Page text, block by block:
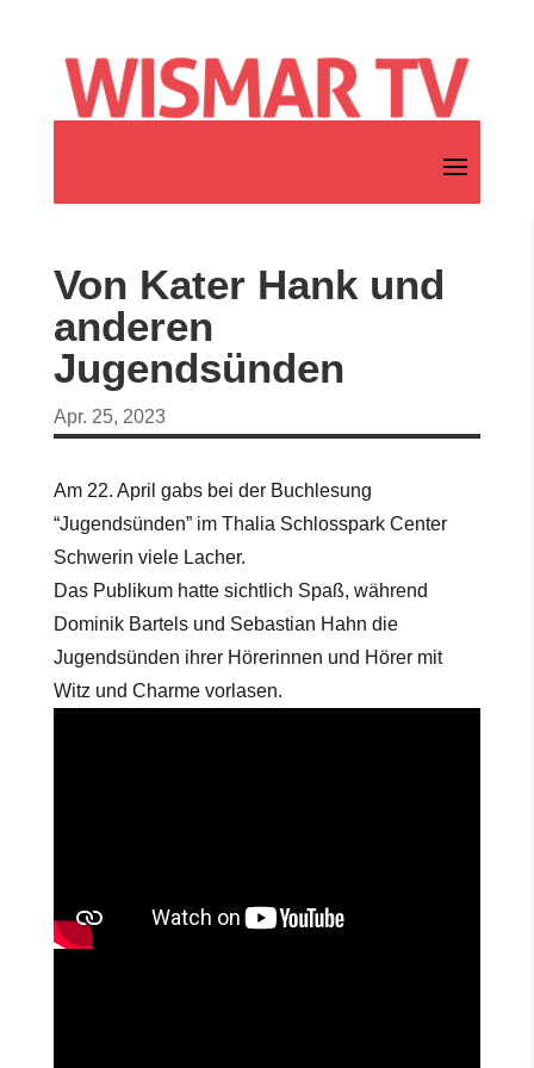
Von Kater Hank und
anderen
Jugendsünden
Apr. 25, 2023
Am 22. April gabs bei der Buchlesung
“Jugendsünden” im Thalia Schlosspark Center
Schwerin viele Lacher.
Das Publikum hatte sichtlich Spaß, während
Dominik Bartels und Sebastian Hahn die
Jugendsünden ihrer Hörerinnen und Hörer mit
Witz und Charme vorlasen.